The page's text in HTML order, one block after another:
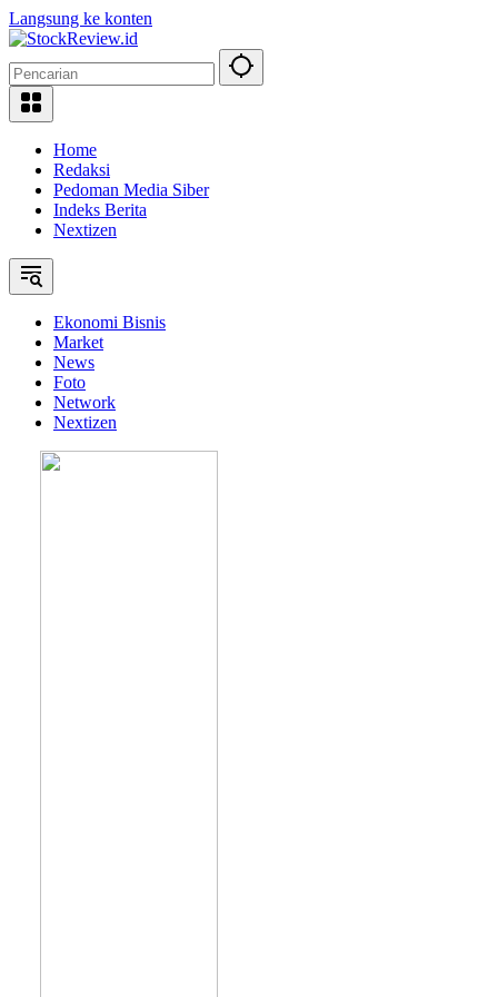
Langsung ke konten
Home
Redaksi
Pedoman Media Siber
Indeks Berita
Nextizen
Ekonomi Bisnis
Market
News
Foto
Network
Nextizen